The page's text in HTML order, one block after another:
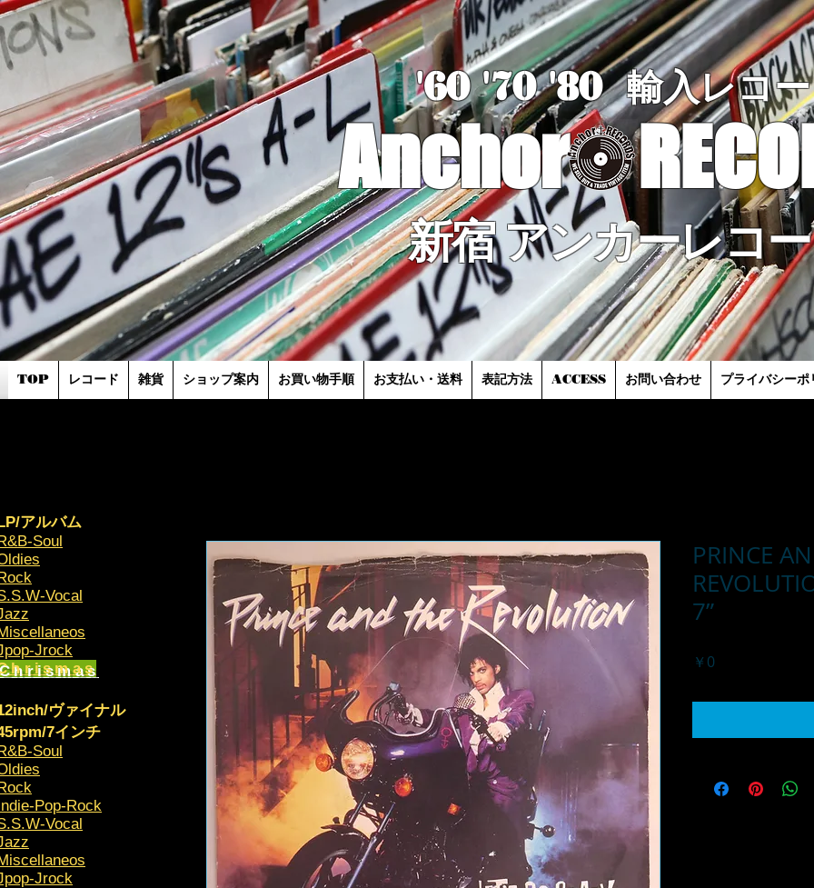
TOP レコード 雑貨 ショップ案内 お買い物手順 お支払い・送料 表記方法 ACCESS お問い合わせ プライバシーポ
PRINCE
7”
￥0価
'60 '70'80 輸入レコ
Anchor
新宿 アンカーレコ
アルバム
Soul
Vocal
Jrock
ヴァイナル
7インチ
Soul
Pop-Rock
Vocal
Jrock